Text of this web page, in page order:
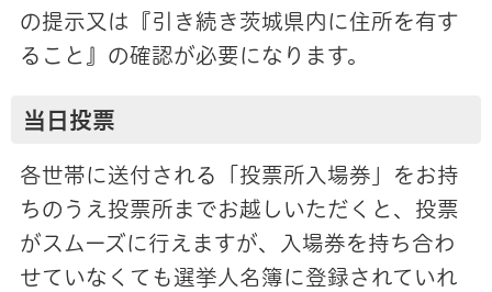
の提示又は『引き続き茨城県内に住所を有す
ること』の確認が必要になります。
当日投票
各世帯に送付される「投票所入場券」をお持
ちのうえ投票所までお越しいただくと、投票
がスムーズに行えますが、入場券を持ち合わ
せていなくても選挙人名簿に登録されていれ